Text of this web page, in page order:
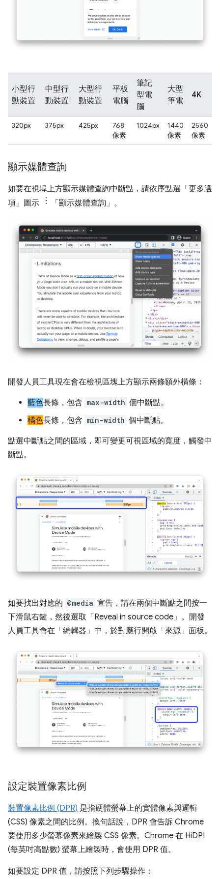
小型行
動裝置
中型行
動裝置
大型行
動裝置
平板
電腦
筆記
型電
腦
大型
筆電
4K
320px 375px 425px
768
像素
1024px
1440
像素
2560
像素
顯示媒體查詢
如要在視埠上方顯示媒體查詢中斷點，請依序點選「更多選
項」圖示
「顯示媒體查詢」 。
開發人員工具現在會在檢視區塊上方顯示兩條額外橫條：
藍色長條，包含 max-width 個中斷點。
橘色長條，包含 min-width 個中斷點。
點選中斷點之間的區域，即可變更可視區域的寬度，觸發中
斷點。
如要找出對應的 @media 宣告，請在兩個中斷點之間按一
下滑鼠右鍵，然後選取「Reveal in source code」 。開發
人員工具會在「編輯器」 中，於對應行開啟「來源」 面板。
設定裝置像素比例
裝置像素比例 (DPR) 是指硬體螢幕上的實體像素與邏輯
(CSS) 像素之間的比例。換句話說，DPR 會告訴 Chrome
要使用多少螢幕像素來繪製 CSS 像素。Chrome 在 HiDPI
(每英吋高點數) 螢幕上繪製時，會使用 DPR 值。
如要設定 DPR 值，請按照下列步驟操作：